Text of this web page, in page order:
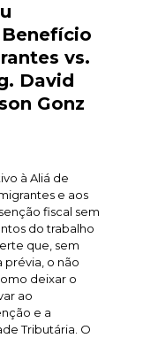
vs.
David
Gonz
à Aliá de
e aos
fiscal sem
do trabalho
que, sem
prévia, o não
deixar o
ao
e a
Tributária. O